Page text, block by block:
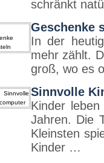
schränkt
Geschenke
In der
mehr zählt.
groß, wo es
Sinnvolle
Kinder
Jahren. Die
Kleinsten
Kinder …